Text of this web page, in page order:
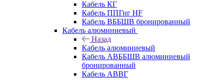
Кабель КГ
Кабель ППГнг HF
Кабель ВББШВ бронированный
Кабель алюминиевый
Назад
Кабель алюминиевый
Кабель АВББШВ алюминиевый
бронированный
Кабель АВВГ